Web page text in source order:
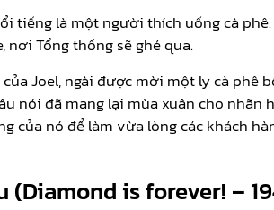
tiếng là một người thích uống cà
nơi Tổng thống sẽ ghé qua.
Joel, ngài được mời một ly cà
nói đã mang lại mùa xuân cho
của nó để làm vừa lòng các khách
is forever! –